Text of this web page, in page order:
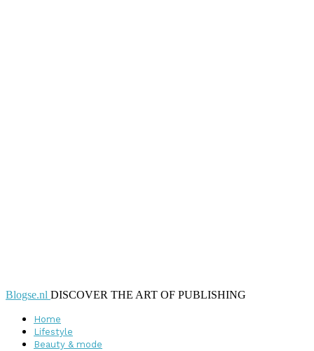
Blogse.nl DISCOVER THE ART OF PUBLISHING
Home
Lifestyle
Beauty & mode